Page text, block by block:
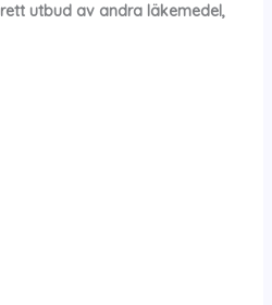
utbud av andra läkemedel,